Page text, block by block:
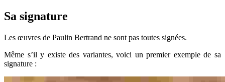
Sa signature
Les œuvres de Paulin Bertrand ne sont pas toutes signées.
Même s’il y existe des variantes, voici un premier exemple de sa
signature :